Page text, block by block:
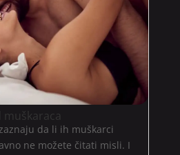
muškaraca
da li ih muškarci
ne možete čitati misli. I